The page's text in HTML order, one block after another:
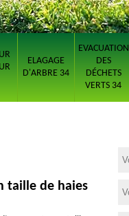
ELAGAGE
D'ARBRE 34
EVACUATION
DES
DÉCHETS
VERTS 34
taille de haies